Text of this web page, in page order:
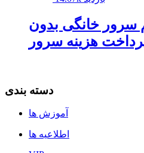
خانگی بدون
هزینه سرور
دسته بندی
آموزش ها
اطلاعیه ها